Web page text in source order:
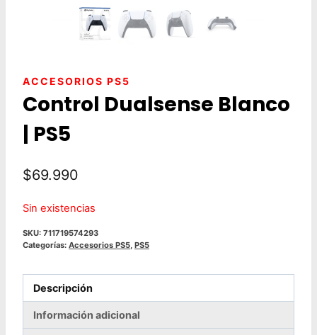
ACCESORIOS PS5
Control Dualsense Blanco
| PS5
$69.990
Sin existencias
SKU: 711719574293
Categorías: Accesorios PS5 PS5
Descripción
Información adicional